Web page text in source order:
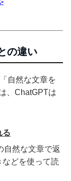
の違い
自然な文章を
、ChatGPTは
る
自然な文章で返
どを使って読